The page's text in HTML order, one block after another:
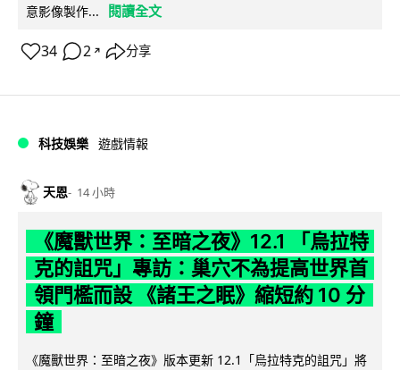
意影像製作...
閱讀全文
34 2 ↗ 分享
科技娛樂 遊戲情報
天恩 14 小時
《魔獸世界：至暗之夜》12.1 「烏拉特
克的詛咒」專訪：巢穴不為提高世界首
領門檻而設 《諸王之眠》縮短約 10 分
鐘
《魔獸世界：至暗之夜》版本更新 12.1「烏拉特克的詛咒」將